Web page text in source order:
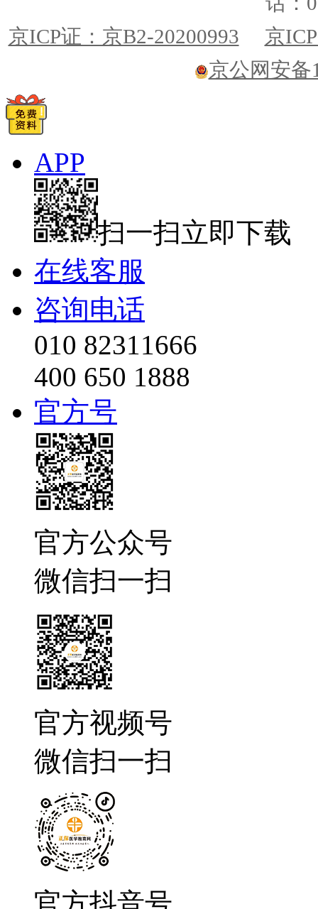
京ICP证：京B2-20200993
京
京公网安备
APP
扫一扫立即下载
在线客服
咨询电话
010 82311666
400 650 1888
官方号
官方公众号
微信扫一扫
官方视频号
微信扫一扫
官方抖音号